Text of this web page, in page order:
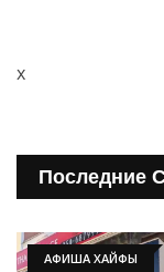
x
Последние
АФИША ХАЙФЫ